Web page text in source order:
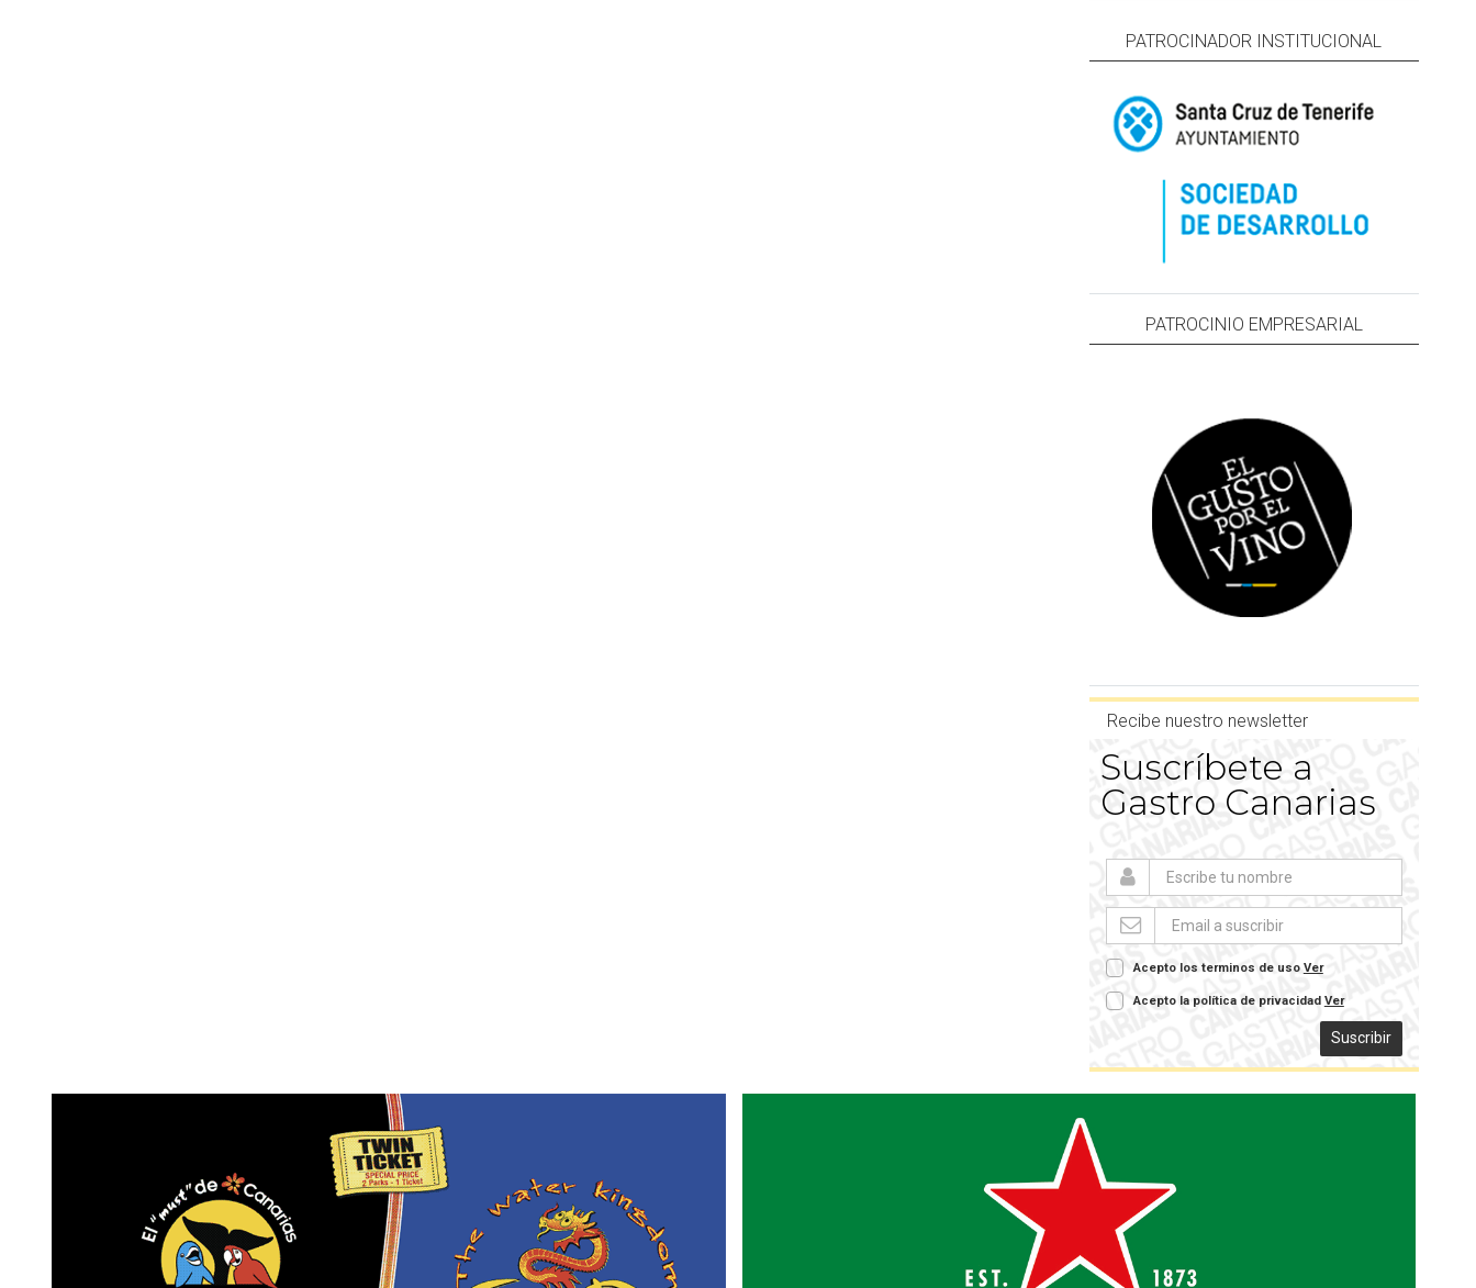
PATROCINADOR INSTITUCIONAL
PATROCINIO EMPRESARIAL
Recibe nuestro newsletter
Suscríbete a
Gastro Canarias
Acepto los terminos de uso Ver
Acepto la política de privacidad Ver
Suscribir